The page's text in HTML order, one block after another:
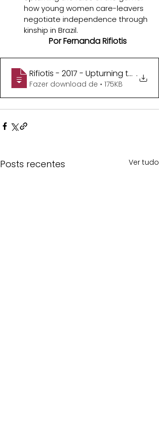
how young women care-leavers
negotiate independence through
kinship in Brazil.
Por Fernanda Rifiotis
Rifiotis - 2017 - Upturning the.
Fazer download de • 175KB
Posts recentes Ver tudo